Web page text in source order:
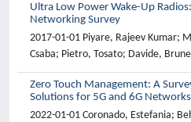
Ultra Low Power Wake-Up
Networking Survey
2017-01-01 Piyare, Rajeev Kumar;
Csaba; Pietro, Tosato; Davide,
Zero Touch Management: A
Solutions for 5G and 6G Networks
2022-01-01 Coronado, Estefania;